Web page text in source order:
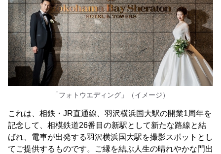
「フォトウエディング」（イメージ）
これは、相鉄・JR直通線、羽沢横浜国大駅の開業1周年を
記念して、相模鉄道26番目の新駅として新たな路線と結
ばれ、電車が出発する羽沢横浜国大駅を撮影スポットとし
てご提供するものです。ご縁を結ぶ人生の晴れやかな門出